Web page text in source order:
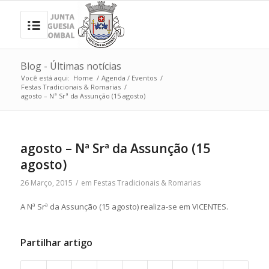
Blog - Últimas notícias
Você está aqui: Home / Agenda / Eventos /
Festas Tradicionais & Romarias /
agosto – Nª Srª da Assunção (15 agosto)
agosto – Nª Srª da Assunção (15
agosto)
26 Março, 2015 / em Festas Tradicionais & Romarias
A Nª Srª da Assunção (15 agosto) realiza-se em VICENTES.
Partilhar artigo